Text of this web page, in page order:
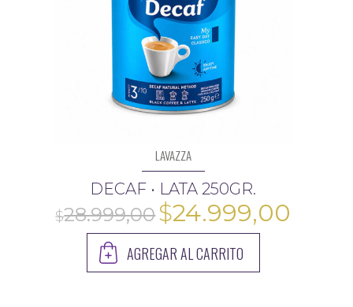
LAVAZZA
DECAF • LATA 250GR.
El
precio
original
$24.999,00
AGREGAR AL CARRITO